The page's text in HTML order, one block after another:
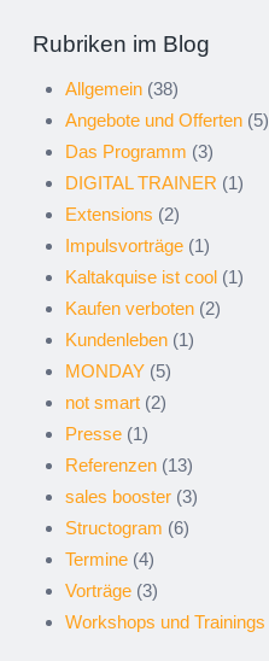
Rubriken im Blog
Allgemein (38)
Angebote und Offerten (5)
Das Programm (3)
DIGITAL TRAINER (1)
Extensions (2)
Impulsvorträge (1)
Kaltakquise ist cool (1)
Kaufen verboten (2)
Kundenleben (1)
MONDAY (5)
not smart (2)
Presse (1)
Referenzen (13)
sales booster (3)
Structogram (6)
Termine (4)
Vorträge (3)
Workshops und Trainings